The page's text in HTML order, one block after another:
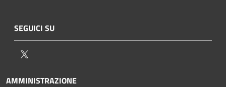
SEGUICI SU
AMMINISTRAZIONE